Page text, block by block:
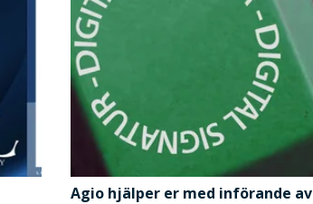
Agio hjälper er med införande av